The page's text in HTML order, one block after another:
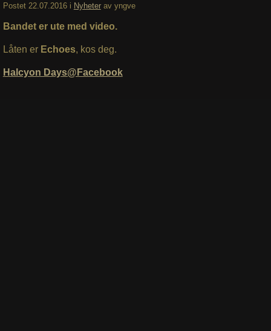
Postet 22.07.2016 i Nyheter av yngve
Bandet er ute med video.
Låten er Echoes, kos deg.
Halcyon Days@Facebook